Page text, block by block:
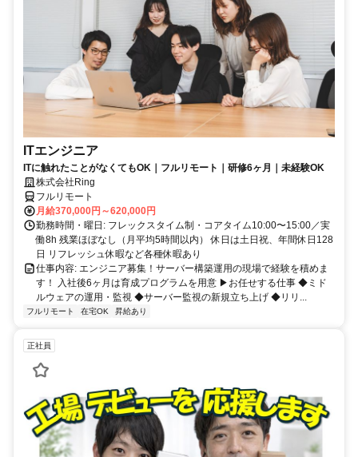
ITエンジニア
ITに触れたことがなくてもOK｜フルリモート｜研修6ヶ月｜未経験OK
株式会社Ring
フルリモート
月給370,000円～620,000円
勤務時間・曜日: フレックスタイム制・コアタイム10:00〜15:00／実
働8h 残業ほぼなし（月平均5時間以内） 休日は土日祝、年間休日128
日 リフレッシュ休暇など各種休暇あり
仕事内容: エンジニア募集！サーバー構築運用の現場で経験を積めま
す！ 入社後6ヶ月は育成プログラムを用意 ▶お任せする仕事 ◆ミド
ルウェアの運用・監視 ◆サーバー監視の新規立ち上げ ◆リリ...
フルリモート 在宅OK 昇給あり
正社員